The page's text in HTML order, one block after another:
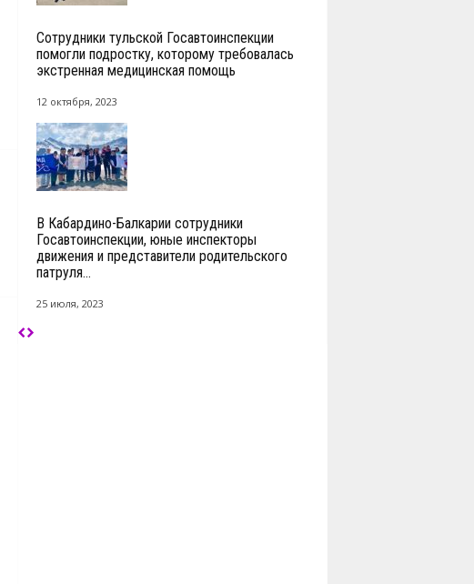
Сотрудники тульской Госавтоинспекции
помогли подростку, которому требовалась
экстренная медицинская помощь
12 октября, 2023
В Кабардино-Балкарии сотрудники
Госавтоинспекции, юные инспекторы
движения и представители родительского
патруля...
25 июля, 2023